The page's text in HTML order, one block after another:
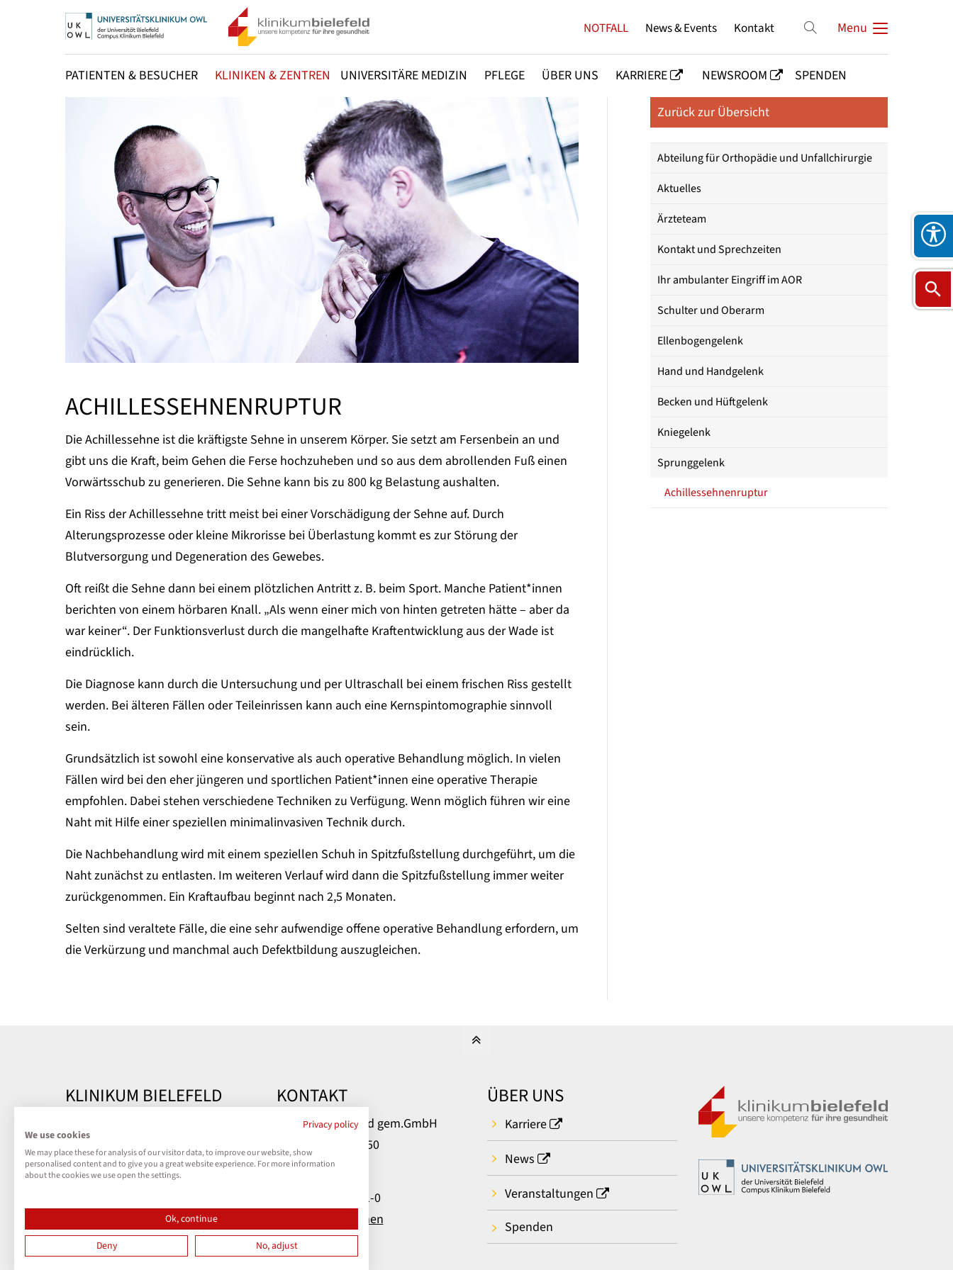
Menu
PATIENTEN & BESUCHER KLINIKEN & ZENTREN UNIVERSITÄRE MEDIZIN PFLEGE ÜBER UNS KARRIERE NEWSROOM SPENDEN
NOTFALL News & Events Kontakt
ACHILLESSEHNENRUPTUR
Die Achillessehne ist die kräftigste Sehne in unserem Körper. Sie setzt am Fersenbein an und
gibt uns die Kraft, beim Gehen die Ferse hochzuheben und so aus dem abrollenden Fuß einen
Vorwärtsschub zu generieren. Die Sehne kann bis zu 800 kg Belastung aushalten.
Ein Riss der Achillessehne tritt meist bei einer Vorschädigung der Sehne auf. Durch
Alterungsprozesse oder kleine Mikrorisse bei Überlastung kommt es zur Störung der
Blutversorgung und Degeneration des Gewebes.
Oft reißt die Sehne dann bei einem plötzlichen Antritt z. B. beim Sport. Manche Patient*innen
berichten von einem hörbaren Knall. „Als wenn einer mich von hinten getreten hätte – aber da
war keiner“. Der Funktionsverlust durch die mangelhafte Kraftentwicklung aus der Wade ist
eindrücklich.
Die Diagnose kann durch die Untersuchung und per Ultraschall bei einem frischen Riss gestellt
werden. Bei älteren Fällen oder Teileinrissen kann auch eine Kernspintomographie sinnvoll
sein.
Grundsätzlich ist sowohl eine konservative als auch operative Behandlung möglich. In vielen
Fällen wird bei den eher jüngeren und sportlichen Patient*innen eine operative Therapie
empfohlen. Dabei stehen verschiedene Techniken zu Verfügung. Wenn möglich führen wir eine
Naht mit Hilfe einer speziellen minimalinvasiven Technik durch.
Die Nachbehandlung wird mit einem speziellen Schuh in Spitzfußstellung durchgeführt, um die
Naht zunächst zu entlasten. Im weiteren Verlauf wird dann die Spitzfußstellung immer weiter
zurückgenommen. Ein Kraftaufbau beginnt nach 2,5 Monaten.
Selten sind veraltete Fälle, die eine sehr aufwendige offene operative Behandlung erfordern, um
die Verkürzung und manchmal auch Defektbildung auszugleichen.
Zurück zur Übersicht
Abteilung für Orthopädie und Unfallchirurgie
Aktuelles
Ärzteteam
Kontakt und Sprechzeiten
Ihr ambulanter Eingriff im AOR
Schulter und Oberarm
Ellenbogengelenk
Hand und Handgelenk
Becken und Hüftgelenk
Kniegelenk
Sprunggelenk
Achillessehnenruptur
KLINIKUM BIELEFELD
Impressum
KONTAKT
Klinikum Bielefeld gem.GmbH
Teutoburger Str. 50
33604 Bielefeld
Telefon: 0521 581-0
Kontakt aufnehmen
ÜBER UNS
Karriere
News
Veranstaltungen
Spenden
Privacy policy
We use cookies
We may place these for analysis of our visitor data, to improve our website, show
personalised content and to give you a great website experience. For more information
about the cookies we use open the settings.
Ok, continue
Deny
No, adjust